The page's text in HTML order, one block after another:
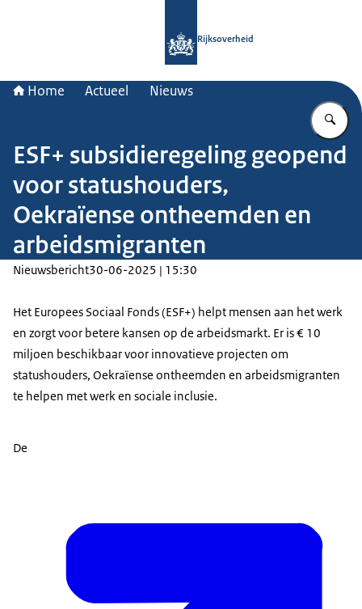
Rijksoverheid
Home Actueel Nieuws
ESF+ subsidieregeling geopend
voor statushouders,
Oekraïense ontheemden en
arbeidsmigranten
Nieuwsbericht30-06-2025 | 15:30
Het Europees Sociaal Fonds (ESF+) helpt mensen aan het werk
en zorgt voor betere kansen op de arbeidsmarkt. Er is € 10
miljoen beschikbaar voor innovatieve projecten om
statushouders, Oekraïense ontheemden en arbeidsmigranten
te helpen met werk en sociale inclusie.
De